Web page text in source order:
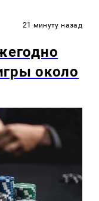
21 минуту назад
около